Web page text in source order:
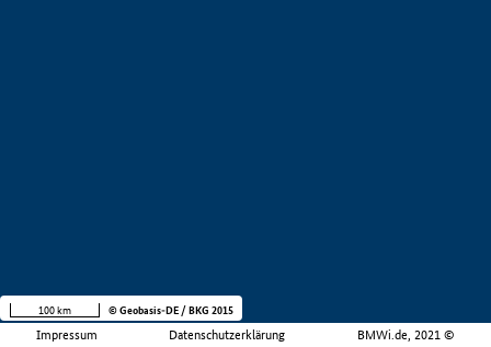
Impressum Datenschutzerklärung BMWi.de, 2021 ©
100 km © Geobasis-DE / BKG 2015